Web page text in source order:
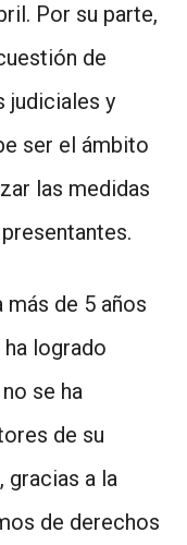
Por su parte,
de
judiciales y
ser el ámbito
las medidas
de 5 años
logrado
se ha
de su
gracias a la
de derechos